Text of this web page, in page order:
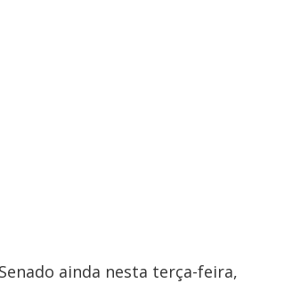
ainda nesta terça-feira,